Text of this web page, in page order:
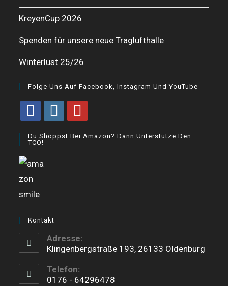
KreyenCup 2026
Spenden für unsere neue Traglufthalle
Winterlust 25/26
Folge Uns Auf Facebook, Instagram Und YouTube
new
tab
in
new
in
Du Shoppst Bei Amazon? Dann Unterstütze Den
TCO!
Kontakt
Adresse:
Klingenbergstraße 193, 26133 Oldenburg
Telefon:
0176 - 64296478